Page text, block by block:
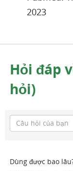
2023
Hỏi đáp
hỏi)
Dùng được bao